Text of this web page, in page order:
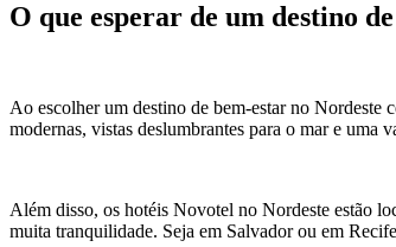
O que esperar de um destino
Ao escolher um destino de bem-estar no
modernas, vistas deslumbrantes para o mar e uma
Além disso, os hotéis Novotel no Nordeste estão
muita tranquilidade. Seja em Salvador ou em